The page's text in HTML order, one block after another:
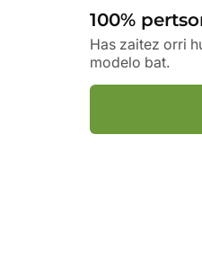
100%
Has zaitez orri
modelo bat.